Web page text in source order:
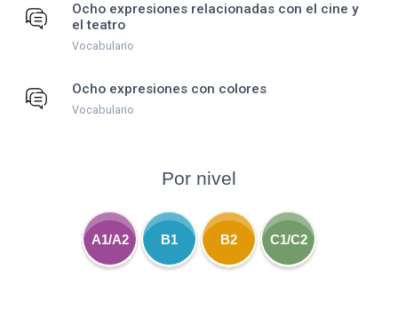
Ocho expresiones relacionadas con el cine y
el teatro
Vocabulario
Ocho expresiones con colores
Vocabulario
Por nivel
A1/A2 B1 B2 C1/C2